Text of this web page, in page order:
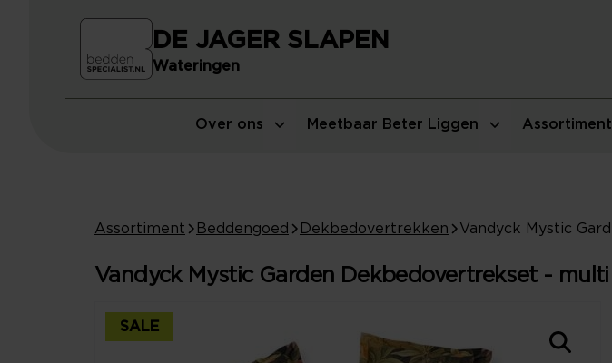
Over ons Meetbaar Beter Liggen Assortiment
DE JAGER SLAPEN
Wateringen
Assortiment Beddengoed Dekbedovertrekken
Vandyck Mystic Garden Dekbedovertrekset - multi
SALE